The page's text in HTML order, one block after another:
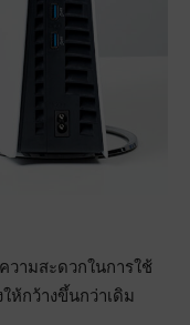
วามสะดวกในการใช้
ห้กว้างขึ้นกว่าเดิม